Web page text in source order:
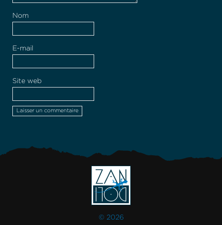
Nom
E-mail
Site web
© 2026